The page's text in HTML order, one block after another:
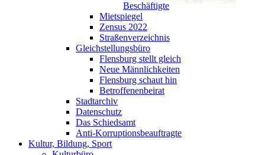
Beschäftigte
Mietspiegel
Zensus 2022
Straßenverzeichnis
Gleichstellungsbüro
Flensburg stellt gleich
Neue Männlichkeiten
Flensburg schaut hin
Betroffenenbeirat
Stadtarchiv
Datenschutz
Das Schiedsamt
Anti-Korruptionsbeauftragte
Kultur, Bildung, Sport